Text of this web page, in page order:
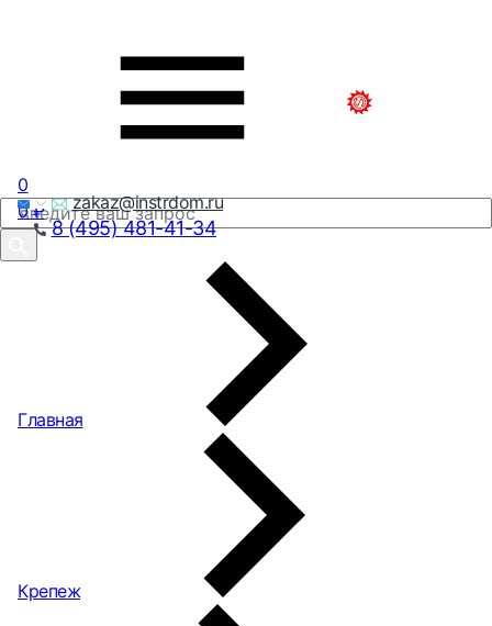
zakaz@instrdom.ru
8 (495) 481-41-34
0
0₽
Главная
Крепеж